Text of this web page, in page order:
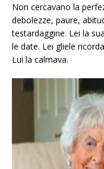
Non cercavano la
debolezze, paure,
testardaggine. Lei la
le date. Lei gliele
Lui la calmava.